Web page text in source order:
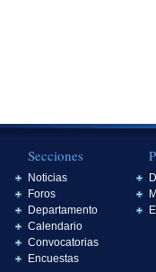
Secciones
Noticias
Foros
Departamento
Calendario
Convocatorias
Encuestas